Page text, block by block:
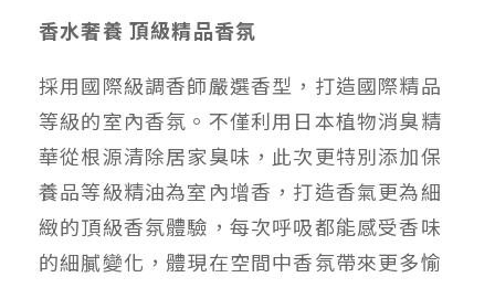
香水奢養 頂級精品香氛
採用國際級調香師嚴選香型，打造國際精品
等級的室內香氛。不僅利用日本植物消臭精
華從根源清除居家臭味，此次更特別添加保
養品等級精油為室內增香，打造香氣更為細
緻的頂級香氛體驗，每次呼吸都能感受香味
的細膩變化，體現在空間中香氛帶來更多愉